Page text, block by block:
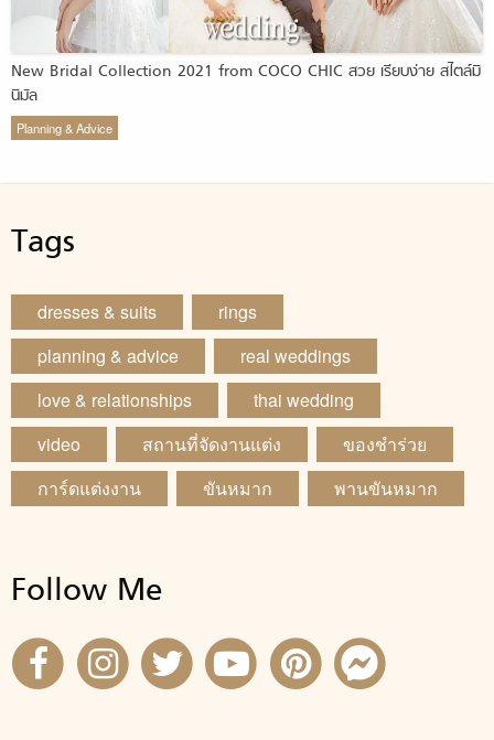
New Bridal Collection 2021 from COCO CHIC สวย เรียบง่าย สไตล์มิ
นิมัล
Planning & Advice
Tags
dresses & suits
rings
planning & advice
real weddings
love & relationships
thai wedding
video
สถานที่จัดงานแต่ง
ของชำร่วย
การ์ดแต่งงาน
ขันหมาก พานขันหมาก
Follow Me